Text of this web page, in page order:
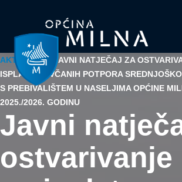
AKTUALNO/
JAVNI NATJEČAJ ZA
ISPLATU NOVČANIH POTPORA
S PREBIVALIŠTEM U NASELJIMA OPĆINE
2025./2026. GODINU
Javni
ostvarivanje